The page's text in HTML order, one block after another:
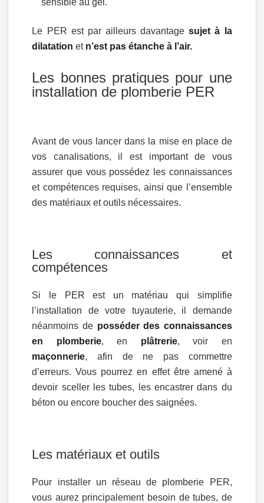
sensible au gel.
Le PER est par ailleurs davantagesujet à la
dilatationet n’est pas étanche à l’air.
Les bonnes pratiques pour une
installation de plomberie PER
Avant de vous lancer dans la mise en place de
vos canalisations, il est important de vous
assurer que vous possédez les connaissances
et compétences requises, ainsi que l’ensemble
des matériaux et outils nécessaires.
Les connaissances et
compétences
Si le PER est un matériau qui simplifie
l’installation de votre tuyauterie, il demande
néanmoins de posséder des connaissances
en plomberie, en plâtrerie, voir en
maçonnerie, afin de ne pas commettre
d’erreurs. Vous pourrez en effet être amené à
devoir sceller les tubes, les encastrer dans du
béton ou encore boucher des saignées.
Les matériaux et outils
Pour installer un réseau de plomberie PER,
vous aurez principalement besoin de tubes, de